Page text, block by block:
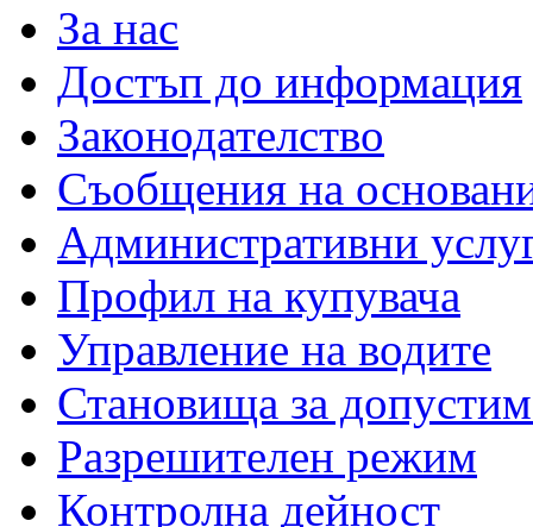
За нас
Достъп до информация
Законодателство
Съобщения на
Административни
Профил на купувача
Управление на водите
Становища за
Разрешителен режим
Контролна дейност